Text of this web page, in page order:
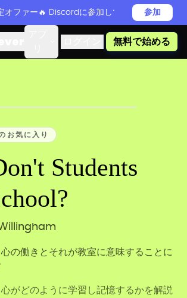
オファー🔥 Discordに参加してReadever PRO
参加
無料で始める
お気に入り
Students
の働きとそれが教室に意味することに
がどのように学習し記憶するかを解説